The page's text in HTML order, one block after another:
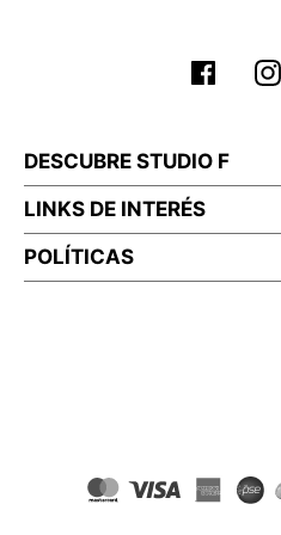
DESCUBRE STUDIO F
LINKS DE INTERÉS
POLÍTICAS